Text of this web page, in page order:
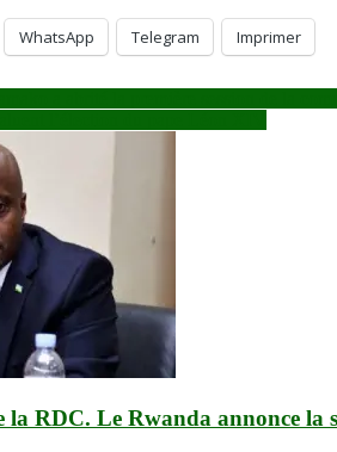
WhatsApp Telegram Imprimer
la RDC. Le Rwanda annonce